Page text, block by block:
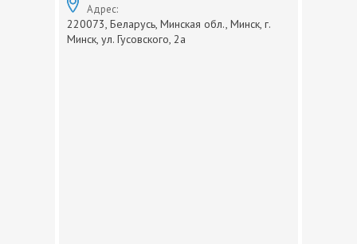
Адрес:
220073, Беларусь, Минская обл., Минск, г.
Минск, ул. Гусовского, 2а